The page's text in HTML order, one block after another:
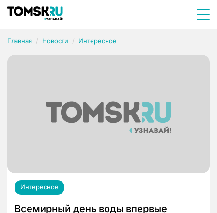
Главная Новости Интересное
Интересное
Всемирный день воды впервые